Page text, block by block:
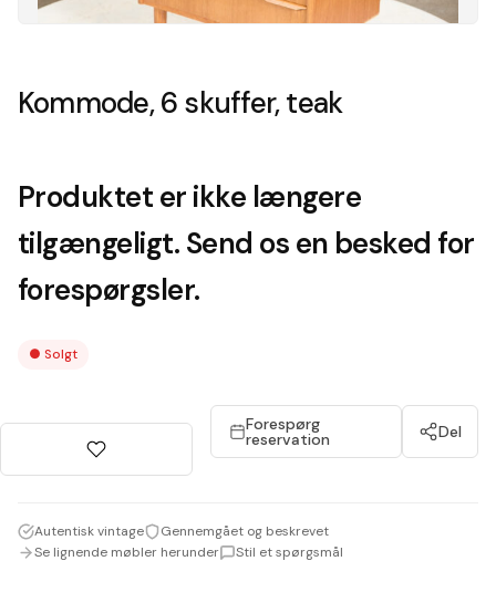
Kommode, 6 skuffer, teak
Produktet er ikke længere
tilgængeligt. Send os en besked for
forespørgsler.
● Solgt
Forespørg
reservation Del
Autentisk vintage
Gennemgået og beskrevet
Se lignende møbler herunder
Stil et spørgsmål